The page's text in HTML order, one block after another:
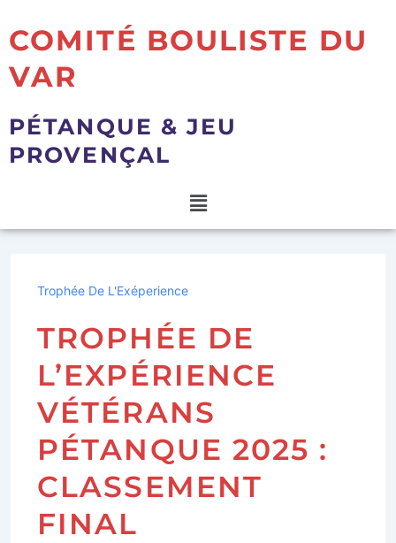
COMITÉ BOULISTE DU
VAR
PÉTANQUE & JEU
PROVENÇAL
Trophée De L'Exéperience
TROPHÉE DE
L’EXPÉRIENCE
VÉTÉRANS
PÉTANQUE 2025 :
CLASSEMENT
FINAL